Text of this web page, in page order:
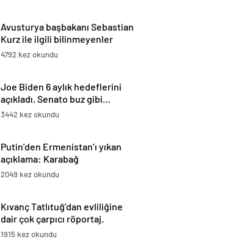
Avusturya başbakanı Sebastian
Kurz ile ilgili bilinmeyenler
4792 kez okundu
Joe Biden 6 aylık hedeflerini
açıkladı. Senato buz gibi…
3442 kez okundu
Putin’den Ermenistan’ı yıkan
açıklama: Karabağ
Azerbaycan’ın ayrılmaz bir
2049 kez okundu
Kıvanç Tatlıtuğ’dan evliliğine
dair çok çarpıcı röportaj.
1915 kez okundu